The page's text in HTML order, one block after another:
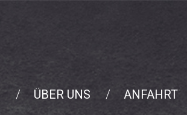
ÜBER UNS ANFAHRT